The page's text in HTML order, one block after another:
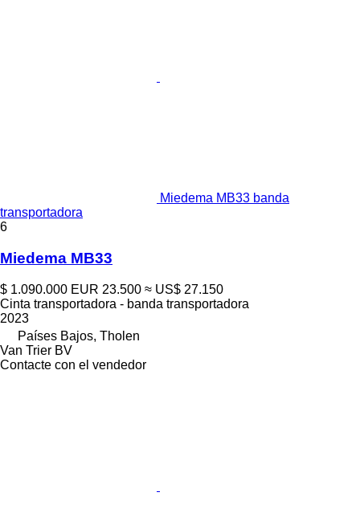
Miedema MB33 banda
transportadora
6
Miedema MB33
$ 1.090.000 EUR 23.500 ≈ US$ 27.150
Cinta transportadora - banda transportadora
2023
Países Bajos, Tholen
Van Trier BV
Contacte con el vendedor